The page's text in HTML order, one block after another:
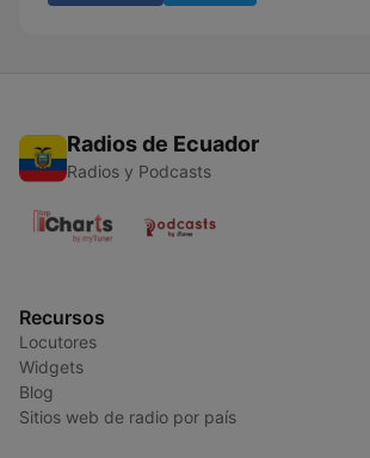
Radios de Ecuador
Radios y Podcasts
Recursos
Locutores
Widgets
Blog
Sitios web de radio por país